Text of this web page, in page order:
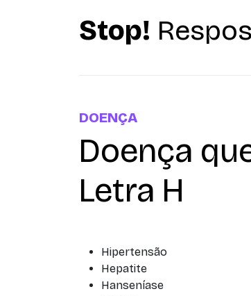
Stop!
DOENÇA
Doença
Letra H
Hipertensão
Hepatite
Hanseníase